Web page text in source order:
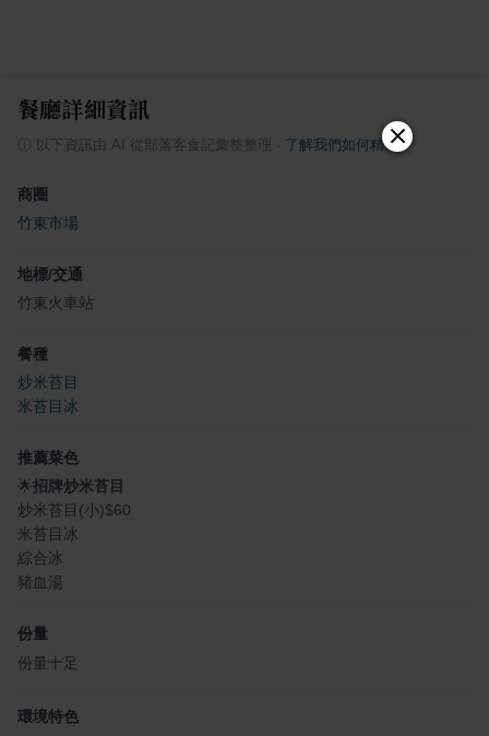
餐廳詳細資訊
以下資訊由 AI 從部落客食記彙整整理 了解我們如何精選
商圈
竹東市場
地標/交通
竹東火車站
餐種
炒米苔目
米苔目冰
推薦菜色
🌟招牌炒米苔目
炒米苔目(小)$60
米苔目冰
綜合冰
豬血湯
份量
份量十足
環境特色